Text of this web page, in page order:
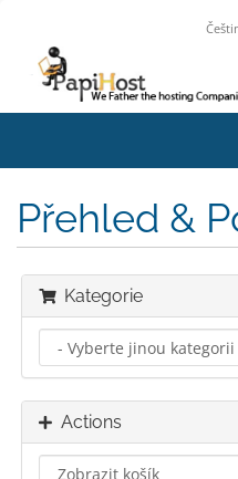
Přehled &
Kategorie
Actions